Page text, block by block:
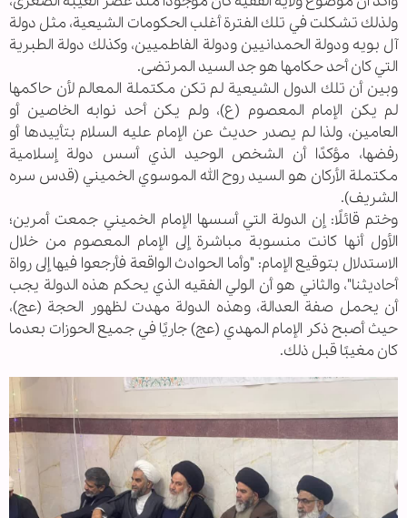
ولذلك تشكلت في تلك الفترة أغلب الحكومات الشيعية، مثل دولة
آل بويه ودولة الحمدانيين ودولة الفاطميين، وكذلك دولة الطبرية
التي كان أحد حكامها هو جد السيد المرتضى.
وبين أن تلك الدول الشيعية لم تكن مكتملة المعالم لأن حاكمها
لم يكن الإمام المعصوم (ع)، ولم يكن أحد نوابه الخاصين أو
العامين، ولذا لم يصدر حديث عن الإمام عليه السلام بتأييدها أو
رفضها، مؤكدًا أن الشخص الوحيد الذي أسس دولة إسلامية
مكتملة الأركان هو السيد روح الله الموسوي الخميني (قدس سره
الشريف).
وختم قائلًا: إن الدولة التي أسسها الإمام الخميني جمعت أمرين؛
الأول أنها كانت منسوبة مباشرة إلى الإمام المعصوم من خلال
الاستدلال بتوقيع الإمام: "وأما الحوادث الواقعة فأرجعوا فيها إلى رواة
أحاديثنا"، والثاني هو أن الولي الفقيه الذي يحكم هذه الدولة يجب
أن يحمل صفة العدالة، وهذه الدولة مهدت لظهور الحجة (عج)،
حيث أصبح ذكر الإمام المهدي (عج) جاريًا في جميع الحوزات بعدما
كان مغيبًا قبل ذلك.